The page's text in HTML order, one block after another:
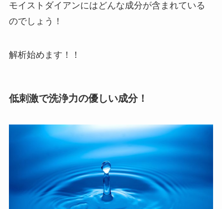
モイストダイアンにはどんな成分が含まれている
のでしょう！
解析始めます！！
低刺激で洗浄力の優しい成分！